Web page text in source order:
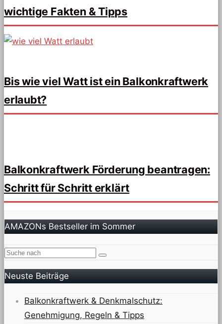
wichtige Fakten & Tipps
Bis wie viel Watt ist ein Balkonkraftwerk
erlaubt?
Balkonkraftwerk Förderung beantragen:
Schritt für Schritt erklärt
AMAZONs Bestseller im Sommer
Neuste Beiträge
Balkonkraftwerk & Denkmalschutz:
Genehmigung, Regeln & Tipps